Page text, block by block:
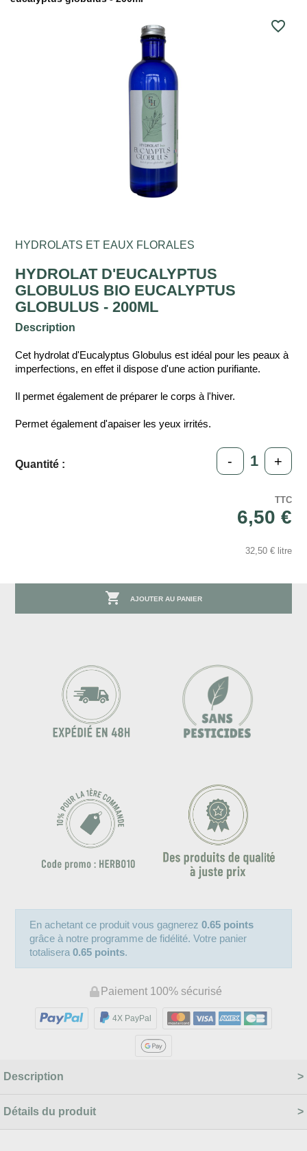
favorite_border
HYDROLATS ET EAUX FLORALES
HYDROLAT D'EUCALYPTUS
GLOBULUS BIO EUCALYPTUS
GLOBULUS - 200ML
Description
Cet hydrolat d'Eucalyptus Globulus est idéal pour les peaux à
imperfections, en effet il dispose d'une action purifiante.
Il permet également de préparer le corps à l'hiver.
Permet également d'apaiser les yeux irrités.
Quantité : - +
TTC
6,50 €
32,50 € litre
 AJOUTER AU PANIER
En achetant ce produit vous gagnerez0.65 points
grâce à notre programme de fidélité. Votre panier
totalisera0.65 points.
Paiement 100% sécurisé
4X PayPal
Description
Détails du produit